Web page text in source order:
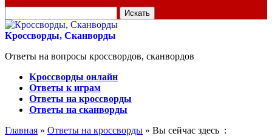
для:
Кроссворды, Сканворды
Ответы на вопросы кроссвордов, сканвордов
Кроссворды онлайн
Ответы к играм
Ответы на кроссворды
Ответы на сканворды
Главная » Ответы на кроссворды » Вы сейчас здесь :